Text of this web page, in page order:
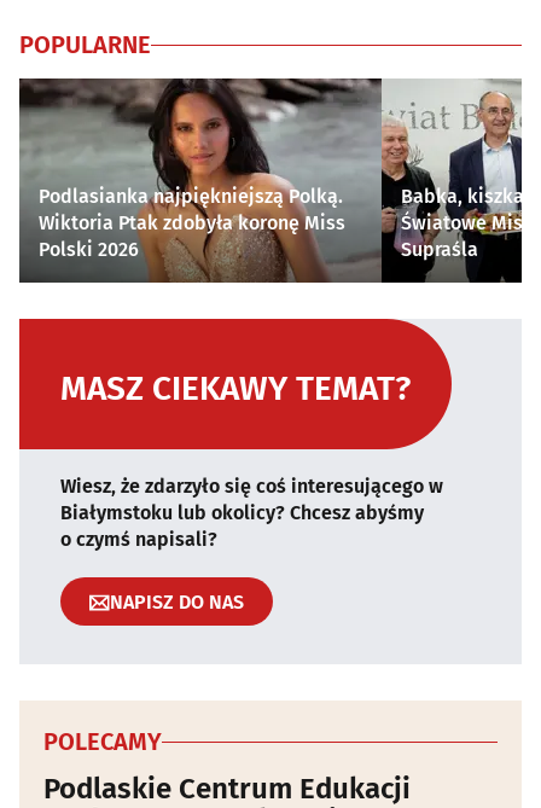
POPULARNE
Podlasianka najpiękniejszą Polką.
Wiktoria Ptak zdobyła koronę Miss
Polski 2026
Babka, kiszka i
Światowe
Supraśla
MASZ CIEKAWY TEMAT?
Wiesz, że zdarzyło się coś interesującego w
Białymstoku lub okolicy? Chcesz abyśmy
o czymś napisali?
NAPISZ DO NAS
POLECAMY
Podlaskie Centrum Edukacji